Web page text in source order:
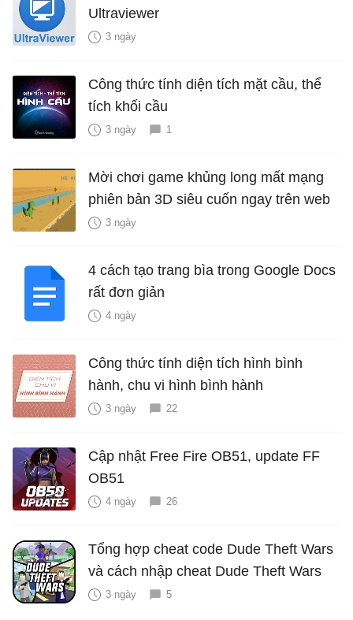
Ultraviewer
3 ngày
Công thức tính diện tích mặt cầu, thể
tích khối cầu
3 ngày 1
Mời chơi game khủng long mất mạng
phiên bản 3D siêu cuốn ngay trên web
3 ngày
4 cách tạo trang bìa trong Google Docs
rất đơn giản
4 ngày
Công thức tính diện tích hình bình
hành, chu vi hình bình hành
3 ngày 22
Cập nhật Free Fire OB51, update FF
OB51
4 ngày 26
Tổng hợp cheat code Dude Theft Wars
và cách nhập cheat Dude Theft Wars
3 ngày 5